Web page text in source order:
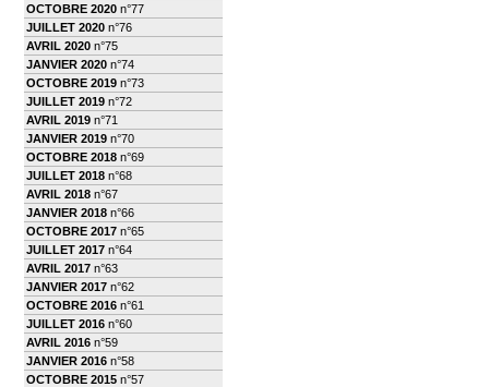
OCTOBRE 2020 n°77
JUILLET 2020 n°76
AVRIL 2020 n°75
JANVIER 2020 n°74
OCTOBRE 2019 n°73
JUILLET 2019 n°72
AVRIL 2019 n°71
JANVIER 2019 n°70
OCTOBRE 2018 n°69
JUILLET 2018 n°68
AVRIL 2018 n°67
JANVIER 2018 n°66
OCTOBRE 2017 n°65
JUILLET 2017 n°64
AVRIL 2017 n°63
JANVIER 2017 n°62
OCTOBRE 2016 n°61
JUILLET 2016 n°60
AVRIL 2016 n°59
JANVIER 2016 n°58
OCTOBRE 2015 n°57